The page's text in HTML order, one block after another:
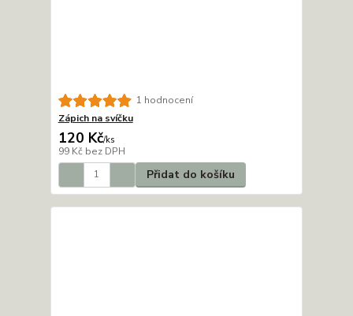
1 hodnocení
Zápich na svíčku
120 Kč/ks
99 Kč bez DPH
Přidat do košíku